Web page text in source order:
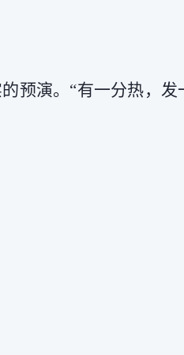
预演。“有一分热，